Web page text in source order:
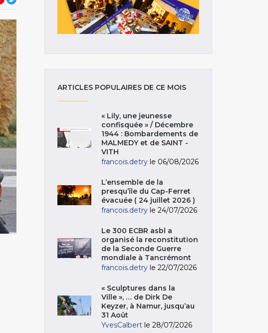
ARTICLES POPULAIRES DE CE MOIS
« Lily, une jeunesse
confisquée » / Décembre
1944 : Bombardements de
MALMEDY et de SAINT -
VITH
francois.detry le 06/08/2026
L’ensemble de la
presqu’île du Cap-Ferret
évacuée ( 24 juillet 2026 )
francois.detry le 24/07/2026
Le 300 ECBR asbl a
organisé la reconstitution
de la Seconde Guerre
mondiale à Tancrémont
francois.detry le 22/07/2026
« Sculptures dans la
Ville », … de Dirk De
Keyzer, à Namur, jusqu’au
31 Août
YvesCalbert le 28/07/2026